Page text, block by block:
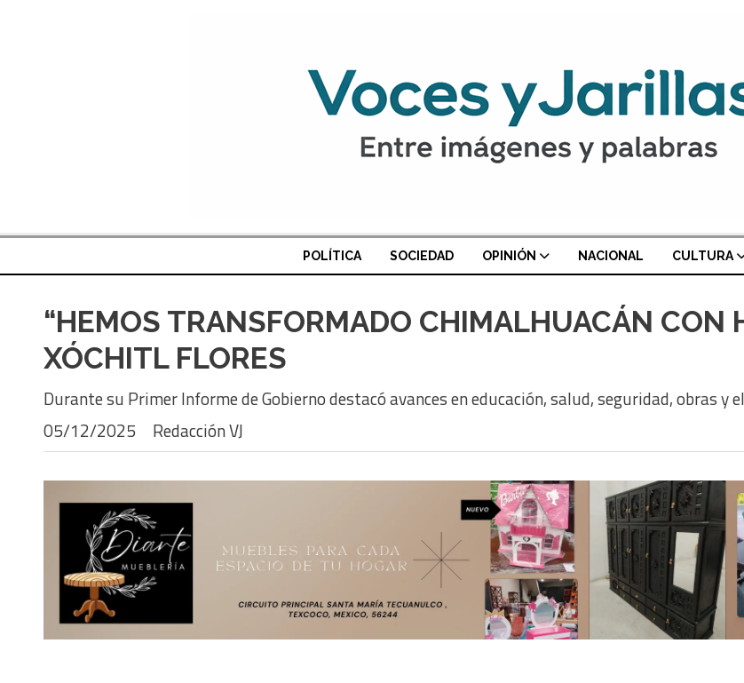
POLÍTICA SOCIEDAD OPINIÓN NACIONAL CULTURA
“HEMOS TRANSFORMADO CHIMALHUACÁN CON
XÓCHITL FLORES
Durante su Primer Informe de Gobierno destacó avances en educación, salud, seguridad, obras y
05/12/2025
Redacción VJ